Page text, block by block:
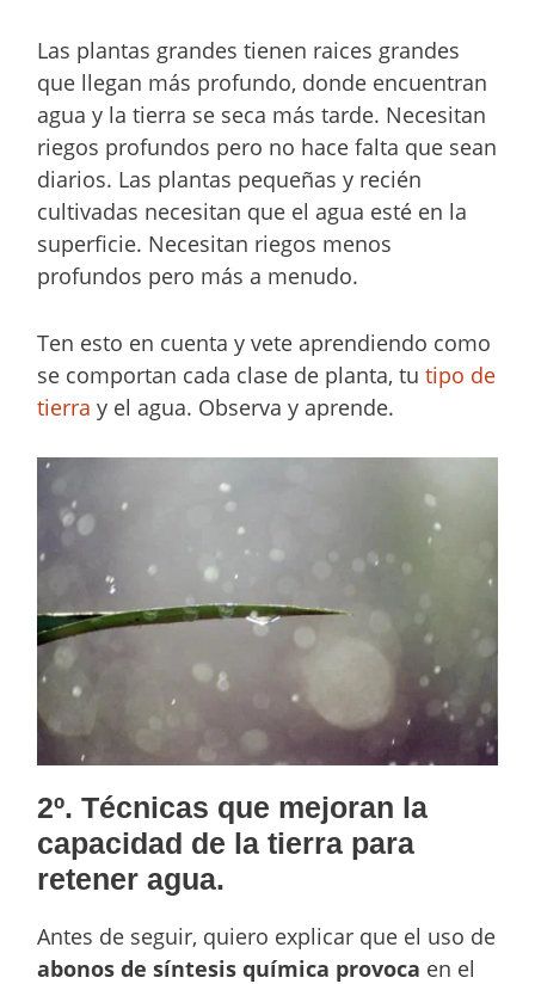
Las plantas grandes tienen raices grandes
que llegan más profundo, donde encuentran
agua y la tierra se seca más tarde. Necesitan
riegos profundos pero no hace falta que sean
diarios. Las plantas pequeñas y recién
cultivadas necesitan que el agua esté en la
superficie. Necesitan riegos menos
profundos pero más a menudo.
Ten esto en cuenta y vete aprendiendo como
se comportan cada clase de planta, tutipo de
tierra y el agua. Observa y aprende.
2º. Técnicas que mejoran la
capacidad de la tierra para
retener agua.
Antes de seguir, quiero explicar que el uso de
abonos de síntesis química provoca en el